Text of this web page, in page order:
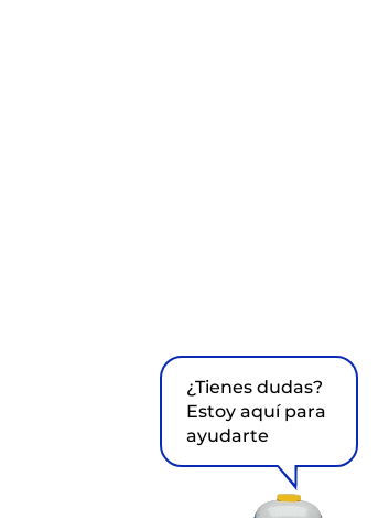
¿Tienes dudas?
Estoy aquí para
ayudarte